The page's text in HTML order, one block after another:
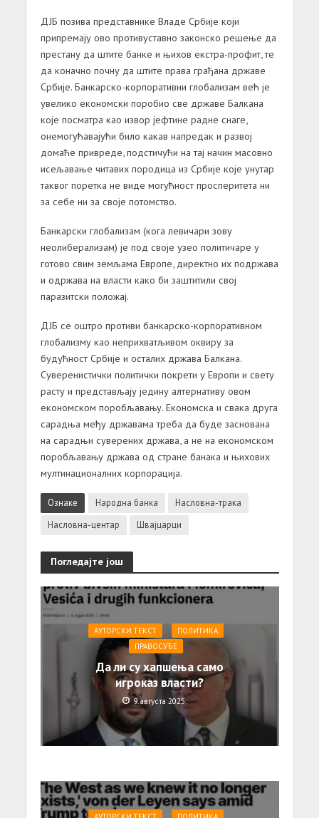
ДЈБ позива представнике Владе Србије који
припремају ово противуставно законско решење да
престану да штите банке и њихов екстра-профит, те
да коначно почну да штите права грађана државе
Србије. Банкарско-корпоративни глобализам већ је
увелико економски поробио све државе Балкана
које посматра као извор јефтине радне снаге,
онемогућавајући било какав напредак и развој
домаће привреде, подстичући на тај начин масовно
исељавање читавих породица из Србије које унутар
таквог поретка не виде могућност просперитета ни
за себе ни за своје потомство.
Банкарски глобализам (кога левичари зову
неолиберализам) је под своје узео политичаре у
готово свим земљама Европе, директно их подржава
и одржава на власти како би заштитили свој
паразитски положај.
ДЈБ се оштро противи банкарско-корпоративном
глобализму као неприхватљивом оквиру за
будућност Србије и осталих држава Балкана.
Суверенистички политички покрети у Европи и свету
расту и представљају једину алтернативу овом
економском поробљавању. Економска и свака друга
сарадња међу државама треба да буде заснована
на сарадњи суверених држава, а не на економском
поробљавању држава од стране банака и њихових
мултинационалних корпорација.
Ознаке Народна банка
Насловна-трака
Насловна-центар
Швајцарци
Погледајте још
АУТОРСКИ ТЕКСТ
ПОЛИТИКА
ПРАВОСУЂЕ
Да ли су хапшења само
игроказ власти?
9. августа 2025.